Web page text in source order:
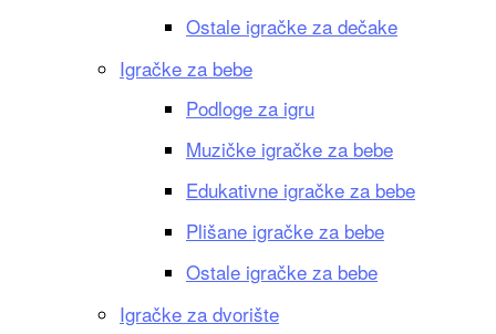
Ostale igračke za dečake
Igračke za bebe
Podloge za igru
Muzičke igračke za bebe
Edukativne igračke za bebe
Plišane igračke za bebe
Ostale igračke za bebe
Igračke za dvorište